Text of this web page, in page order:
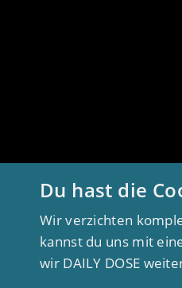
Du hast die
Wir verzichten
kannst du uns mit
wir DAILY DOSE